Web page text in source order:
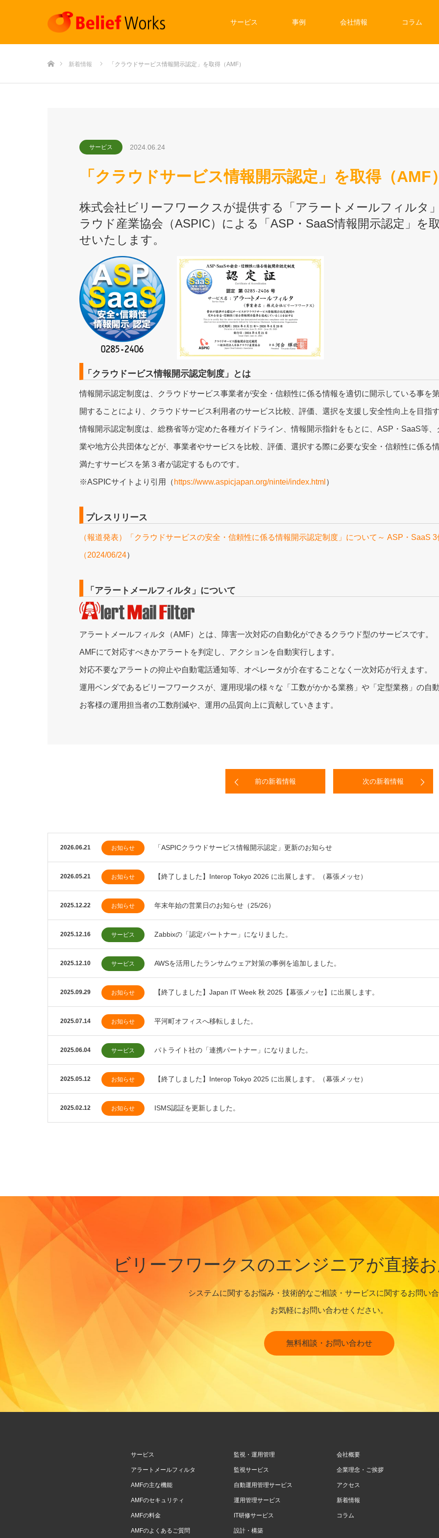
サービス 事例 会社情報 コラム
新着情報 「クラウドサービス情報開示認定」を取得（AMF）
サービス 2024.06.24
「クラウドサービス情報開示認定」を取得（AMF）
株式会社ビリーフワークスが提供する「アラートメールフィルタ
ラウド産業協会（ASPIC）による「ASP・SaaS情報開示認定」を
せいたします。
「クラウドービス情報開示認定制度」とは
情報開示認定制度は、クラウドサービス事業者が安全・信頼性に係る情報を適切に開示している事を
開することにより、クラウドサービス利用者のサービス比較、評価、選択を支援し安全性向上を目指す
情報開示認定制度は、総務省等が定めた各種ガイドライン、情報開示指針をもとに、ASP・SaaS等
業や地方公共団体などが、事業者やサービスを比較、評価、選択する際に必要な安全・信頼性に係る
満たすサービスを第３者が認定するものです。
※ASPICサイトより引用（ https://www.aspicjapan.org/nintei/index.html ）
プレスリリース
（報道発表）「クラウドサービスの安全・信頼性に係る情報開示認定制度」について～ ASP・SaaS
（2024/06/24）
「アラートメールフィルタ」について
アラートメールフィルタ（AMF）とは、障害一次対応の自動化ができるクラウド型のサービスです。
AMFにて対応すべきかアラートを判定し、アクションを自動実行します。
対応不要なアラートの抑止や自動電話通知等、オペレータが介在することなく一次対応が行えます。
運用ベンダであるビリーフワークスが、運用現場の様々な「工数がかかる業務」や「定型業務」の自動
お客様の運用担当者の工数削減や、運用の品質向上に貢献していきます。
前の新着情報 次の新着情報
2026.06.21 お知らせ 「ASPICクラウドサービス情報開示認定」更新のお知らせ
2026.05.21 お知らせ 【終了しました】Interop Tokyo 2026 に出展します。（幕張メッセ）
2025.12.22 お知らせ 年末年始の営業日のお知らせ（25/26）
2025.12.16 サービス Zabbixの「認定パートナー」になりました。
2025.12.10 サービス AWSを活用したランサムウェア対策の事例を追加しました。
2025.09.29 お知らせ 【終了しました】Japan IT Week 秋 2025【幕張メッセ】に出展します。
2025.07.14 お知らせ 平河町オフィスへ移転しました。
2025.06.04 サービス パトライト社の「連携パートナー」になりました。
2025.05.12 お知らせ 【終了しました】Interop Tokyo 2025 に出展します。（幕張メッセ）
2025.02.12 お知らせ ISMS認証を更新しました。
ビリーフワークスのエンジニアが直接お
システムに関するお悩み・技術的なご相談・サービスに関するお問い合
お気軽にお問い合わせください。
無料相談・お問い合わせ
サービス
アラートメールフィルタ
AMFの主な機能
AMFのセキュリティ
AMFの料金
AMFのよくあるご質問
監視・運用管理
監視サービス
自動運用管理サービス
運用管理サービス
IT研修サービス
設計・構築
会社概要
企業理念・ご挨拶
アクセス
新着情報
コラム